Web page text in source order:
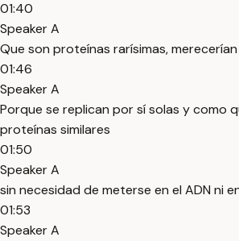
01:40
Speaker A
Que son proteínas rarísimas,
01:46
Speaker A
Porque se replican por sí solas y como
proteínas similares
01:50
Speaker A
sin necesidad de meterse en el ADN ni
01:53
Speaker A